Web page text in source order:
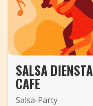
Artikel
Videos
Salsa-Begriffe
SALSA
CAFE
Salsa-Party